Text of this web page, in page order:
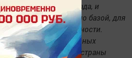
всемирная универсиада, и
– все это служило базой, для
спортивные мощности.
11 тысяч спортивных
президенту нашей страны